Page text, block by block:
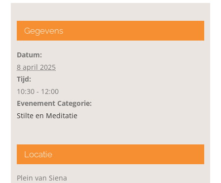
Gegevens
Datum:
8 april 2025
Tijd:
10:30 - 12:00
Evenement Categorie:
Stilte en Meditatie
Locatie
Plein van Siena